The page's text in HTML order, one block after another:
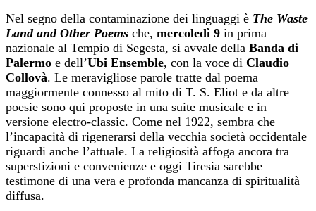
Nel segno della contaminazione dei linguaggi è The Waste
Land and Other Poems che, mercoledì 9 in prima
nazionale al Tempio di Segesta, si avvale della Banda di
Palermo e dell’Ubi Ensemble, con la voce di Claudio
Collovà. Le meravigliose parole tratte dal poema
maggiormente connesso al mito di T. S. Eliot e da altre
poesie sono qui proposte in una suite musicale e in
versione electro-classic. Come nel 1922, sembra che
l’incapacità di rigenerarsi della vecchia società occidentale
riguardi anche l’attuale. La religiosità affoga ancora tra
superstizioni e convenienze e oggi Tiresia sarebbe
testimone di una vera e profonda mancanza di spiritualità
diffusa.